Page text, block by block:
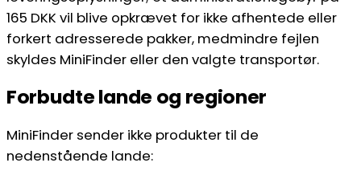
165 DKK vil blive opkrævet for ikke afhentede eller
forkert adresserede pakker, medmindre fejlen
skyldes MiniFinder eller den valgte transportør.
Forbudte lande og regioner
MiniFinder sender ikke produkter til de
nedenstående lande: